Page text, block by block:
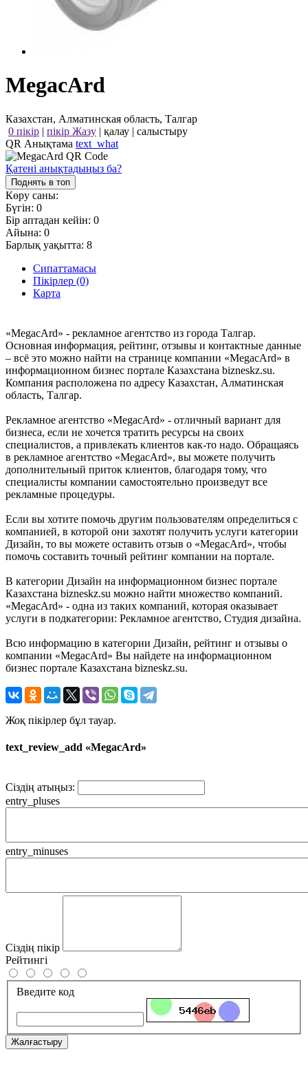
MegacArd
Казахстан, Алматинская область, Талгар
0 пікір | пікір Жазу | қалау | салыстыру
QR Анықтама text_what
Қатені анықтадыңыз ба?
Поднять в топ
Көру саны:
Бүгін: 0
Бір аптадан кейін: 0
Айына: 0
Барлық уақытта: 8
Сипаттамасы
Пікірлер (0)
Карта
«MegacArd» - рекламное агентство из города Талгар.
Основная информация, рейтинг, отзывы и контактные данные
– всё это можно найти на странице компании «MegacArd» в
информационном бизнес портале Казахстана bizneskz.su.
Компания расположена по адресу Казахстан, Алматинская
область, Талгар.
Рекламное агентство «MegacArd» - отличный вариант для
бизнеса, если не хочется тратить ресурсы на своих
специалистов, а привлекать клиентов как-то надо. Обращаясь
в рекламное агентство «MegacArd», вы можете получить
дополнительный приток клиентов, благодаря тому, что
специалисты компании самостоятельно произведут все
рекламные процедуры.
Если вы хотите помочь другим пользователям определиться с
компанией, в которой они захотят получить услуги категории
Дизайн, то вы можете оставить отзыв о «MegacArd», чтобы
помочь составить точный рейтинг компании на портале.
В категории Дизайн на информационном бизнес портале
Казахстана bizneskz.su можно найти множество компаний.
«MegacArd» - одна из таких компаний, которая оказывает
услуги в подкатегории: Рекламное агентство, Студия дизайна.
Всю информацию в категории Дизайн, рейтинг и отзывы о
компании «MegacArd» Вы найдете на информационном
бизнес портале Казахстана bizneskz.su.
Жоқ пікірлер бұл тауар.
text_review_add «MegacArd»
Сіздің атыңыз:
entry_pluses
entry_minuses
Сіздің пікір
Рейтингі
Введите код
Жалғастыру